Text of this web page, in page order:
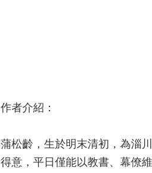
作者介紹：
蒲松齡，生於明末清初，為淄
得意，平日僅能以教書、幕僚